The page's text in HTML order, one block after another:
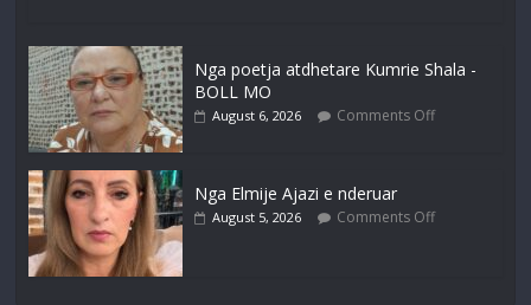
Nga poetja atdhetare Kumrie Shala -
BOLL MO
August 6, 2026 Comments Off
Nga Elmije Ajazi e nderuar
August 5, 2026 Comments Off